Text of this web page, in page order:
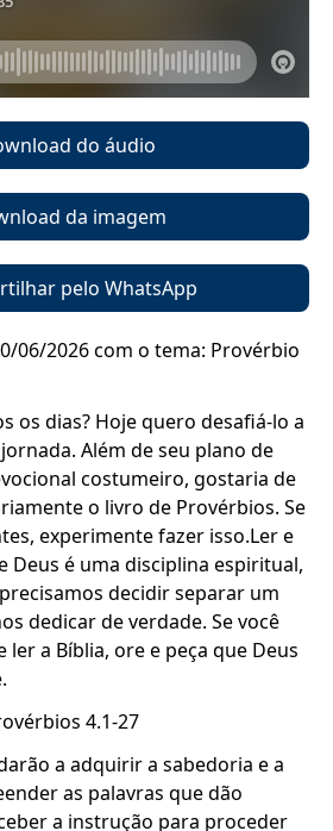
do áudio
da imagem
pelo WhatsApp
06/2026 com o tema: Provérbio
os dias? Hoje quero desafiá-lo a
Além de seu plano de
costumeiro, gostaria de
o livro de Provérbios. Se
experimente fazer isso.Ler e
Deus é uma disciplina espiritual,
decidir separar um
dedicar de verdade. Se você
ler a Bíblia, ore e peça que Deus
4.1-27
a adquirir a sabedoria e a
as palavras que dão
a instrução para proceder